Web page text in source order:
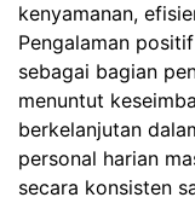
kenyamanan,
Pengalaman
sebagai bagian
menuntut
berkelanjutan
personal harian
secara konsisten